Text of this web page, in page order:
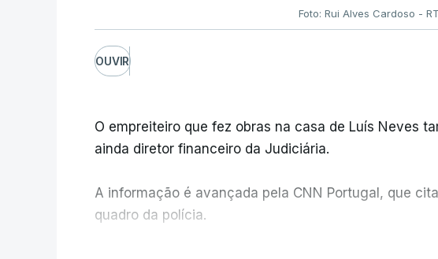
Foto: Rui Alves Cardoso -
OUVIR
O empreiteiro que fez obras na casa de Luís Neves
ainda diretor financeiro da Judiciária.
A informação é avançada pela CNN Portugal, que
quadro da polícia.